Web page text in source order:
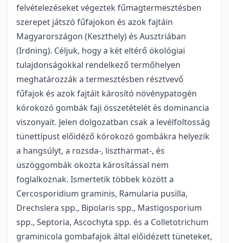
felvételezéseket végeztek fűmagtermesztésben
szerepet játszó fűfajokon és azok fajtáin
Magyarországon (Keszthely) és Ausztriában
(Irdning). Céljuk, hogy a két eltérő ökológiai
tulajdonságokkal rendelkező termőhelyen
meghatározzák a termesztésben résztvevő
fűfajok és azok fajtáit károsító növénypatogén
kórokozó gombák faji összetételét és dominancia
viszonyait. Jelen dolgozatban csak a levélfoltosság
tünettípust előidéző kórokozó gombákra helyezik
a hangsúlyt, a rozsda-, lisztharmat-, és
üszöggombák okozta károsítással nem
foglalkoznak. Ismertetik többek között a
Cercosporidium graminis, Ramularia pusilla,
Drechslera spp., Bipolaris spp., Mastigosporium
spp., Septoria, Ascochyta spp. és a Colletotrichum
graminicola gombafajok által előidézett tüneteket,